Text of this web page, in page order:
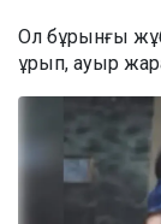
Ол бұрынғы
ұрып, ауыр